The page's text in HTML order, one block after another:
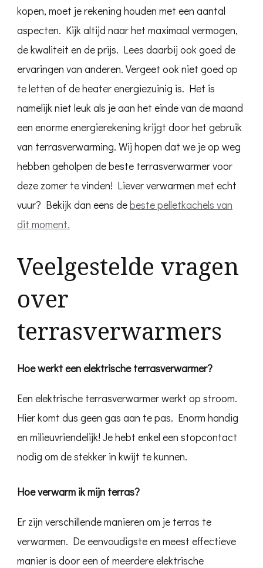
kopen, moet je rekening houden met een aantal
aspecten. Kijk altijd naar het maximaal vermogen,
de kwaliteit en de prijs. Lees daarbij ook goed de
ervaringen van anderen. Vergeet ook niet goed op
te letten of de heater energiezuinig is. Het is
namelijk niet leuk als je aan het einde van de maand
een enorme energierekening krijgt door het gebruik
van terrasverwarming. Wij hopen dat we je op weg
hebben geholpen de beste terrasverwarmer voor
deze zomer te vinden! Liever verwarmen met echt
vuur? Bekijk dan eens debeste pelletkachels van
dit moment.
Veelgestelde vragen
over
terrasverwarmers
Hoe werkt een elektrische terrasverwarmer?
Een elektrische terrasverwarmer werkt op stroom.
Hier komt dus geen gas aan te pas. Enorm handig
en milieuvriendelijk! Je hebt enkel een stopcontact
nodig om de stekker in kwijt te kunnen.
Hoe verwarm ik mijn terras?
Er zijn verschillende manieren om je terras te
verwarmen. De eenvoudigste en meest effectieve
manier is door een of meerdere elektrische